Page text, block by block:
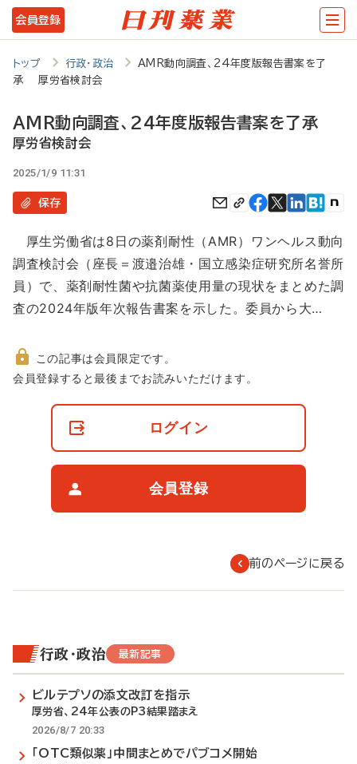
メ
イ
テ
ツ
に
動
会員登録
トップ 行政・政治
AMR動向調査、24年度版報告書案を了
承 厚労省検討会
AMR動向調査、24年度版報告書案を了承
厚労省検討会
2025/1/9 11:31
保存
厚生労働省は8日の薬剤耐性（AMR）ワンヘルス動向
調査検討会（座長＝渡邉治雄・国立感染症研究所名誉所
員）で、薬剤耐性菌や抗菌薬使用量の現状をまとめた調
査の2024年版年次報告書案を示した。委員から大…
非
この記事は会員限定です。
会員登録すると最後までお読みいただけます。
ログイン
会員登録
前のページに戻る
行政・政治 最新記事
ビルテプソの添文改訂を指示
厚労省、24年公表のP3結果踏まえ
2026/8/7 20:33
「OTC類似薬」中間まとめでパブコメ開始